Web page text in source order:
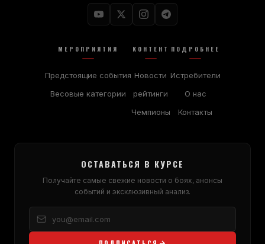
МЕРОПРИЯТИЯ
Предстоящие события
Весовые категории
КОНТЕНТ
Новости
рейтинги
Чемпионы
ПОДРОБНЕЕ
Истребители
О нас
Контакты
ОСТАВАТЬСЯ В КУРСЕ
Получайте самые свежие новости о боях, анонсы
событий и эксклюзивный анализ.